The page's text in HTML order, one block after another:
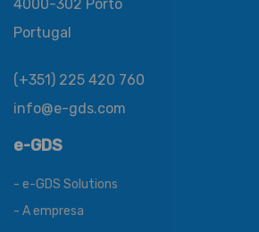
4000-302 Porto
Portugal
(+351) 225 420 760
info@e-gds.com
e-GDS
- e-GDS Solutions
- A empresa